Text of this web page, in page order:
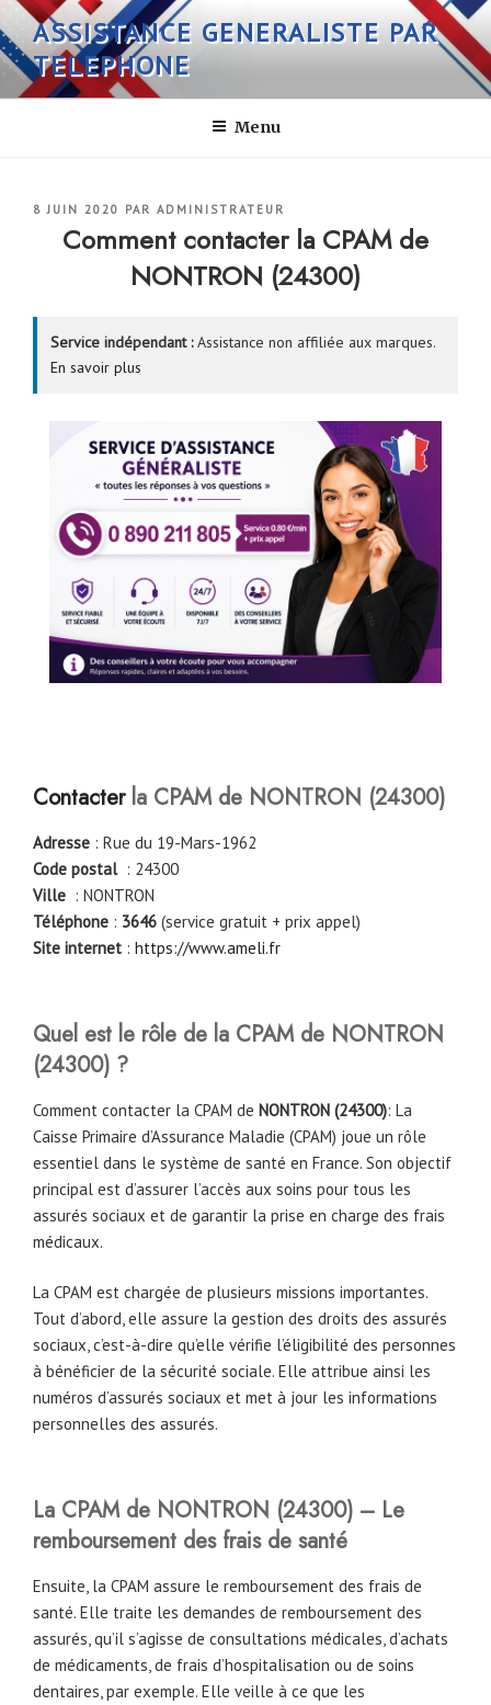
Aller
au
contenu
principal
ASSISTANCE GENERALISTE PAR
TELEPHONE
Menu
PUBLIÉ
8 JUIN 2020 PAR ADMINISTRATEUR
Comment contacter la CPAM de
NONTRON (24300)
Service indépendant :Assistance non affiliée aux marques.
En savoir plus
Contacterla CPAM de NONTRON (24300)
Adresse : Rue du 19-Mars-1962
Code postal: 24300
Ville : NONTRON
Téléphone : 3646 (service gratuit + prix appel)
Site internet : https://www.ameli.fr
Quel est le rôle de la CPAM de NONTRON
(24300) ?
Comment contacter la CPAM de NONTRON (24300): La
Caisse Primaire d’Assurance Maladie (CPAM) joue un rôle
essentiel dans le système de santé en France. Son objectif
principal est d’assurer l’accès aux soins pour tous les
assurés sociaux et de garantir la prise en charge des frais
médicaux.
La CPAM est chargée de plusieurs missions importantes.
Tout d’abord, elle assure la gestion des droits des assurés
sociaux, c’est-à-dire qu’elle vérifie l’éligibilité des personnes
à bénéficier de la sécurité sociale. Elle attribue ainsi les
numéros d’assurés sociaux et met à jour les informations
personnelles des assurés.
La CPAM de NONTRON (24300) – Le
remboursement des frais de santé
Ensuite, la CPAM assure le remboursement des frais de
santé. Elle traite les demandes de remboursement des
assurés, qu’il s’agisse de consultations médicales, d’achats
de médicaments, de frais d’hospitalisation ou de soins
dentaires, par exemple. Elle veille à ce que les